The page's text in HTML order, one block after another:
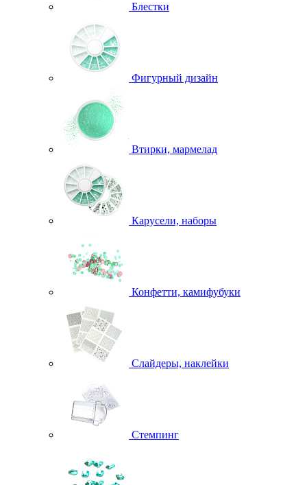
Блестки
Фигурный дизайн
Втирки, мармелад
Карусели, наборы
Конфетти, камифубуки
Слайдеры, наклейки
Стемпинг